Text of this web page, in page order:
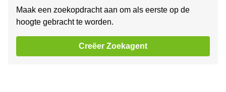
Maak een zoekopdracht aan om als eerste op de
hoogte gebracht te worden.
Creëer Zoekagent